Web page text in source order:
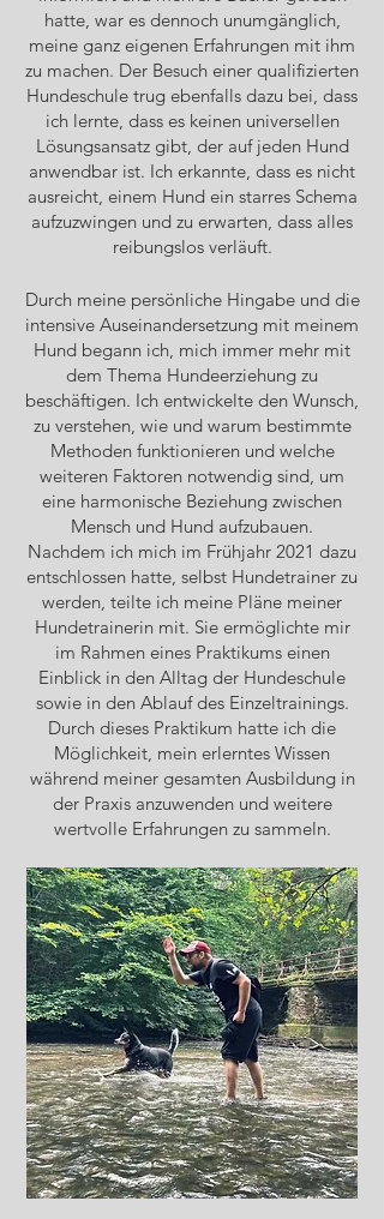
hatte, war es dennoch unumgänglich,
meine ganz eigenen Erfahrungen mit ihm
zu machen. Der Besuch einer qualifizierten
Hundeschule trug ebenfalls dazu bei, dass
ich lernte, dass es keinen universellen
Lösungsansatz gibt, der auf jeden Hund
anwendbar ist. Ich erkannte, dass es nicht
ausreicht, einem Hund ein starres Schema
aufzuzwingen und zu erwarten, dass alles
reibungslos verläuft.
Durch meine persönliche Hingabe und die
intensive Auseinandersetzung mit meinem
Hund begann ich, mich immer mehr mit
dem Thema Hundeerziehung zu
beschäftigen. Ich entwickelte den Wunsch,
zu verstehen, wie und warum bestimmte
Methoden funktionieren und welche
weiteren Faktoren notwendig sind, um
eine harmonische Beziehung zwischen
Mensch und Hund aufzubauen.
Nachdem ich mich im Frühjahr 2021 dazu
entschlossen hatte, selbst Hundetrainer zu
werden, teilte ich meine Pläne meiner
Hundetrainerin mit. Sie ermöglichte mir
im Rahmen eines Praktikums einen
Einblick in den Alltag der Hundeschule
sowie in den Ablauf des Einzeltrainings.
Durch dieses Praktikum hatte ich die
Möglichkeit, mein erlerntes Wissen
während meiner gesamten Ausbildung in
der Praxis anzuwenden und weitere
wertvolle Erfahrungen zu sammeln.